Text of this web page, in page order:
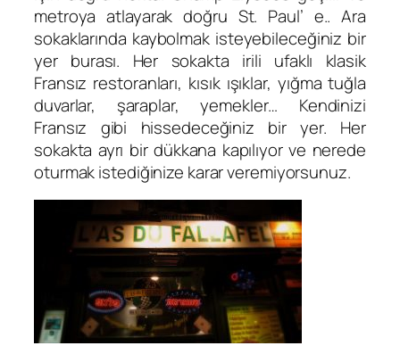
metroya atlayarak doğru St. Paul’ e.. Ara
sokaklarında kaybolmak isteyebileceğiniz bir
yer burası. Her sokakta irili ufaklı klasik
Fransız restoranları, kısık ışıklar, yığma tuğla
duvarlar, şaraplar, yemekler… Kendinizi
Fransız gibi hissedeceğiniz bir yer. Her
sokakta ayrı bir dükkana kapılıyor ve nerede
oturmak istediğinize karar veremiyorsunuz.